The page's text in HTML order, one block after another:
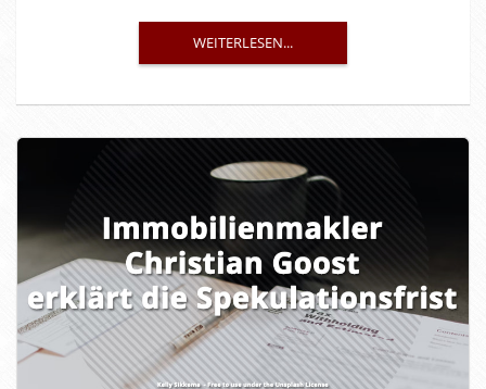
WEITERLESEN...